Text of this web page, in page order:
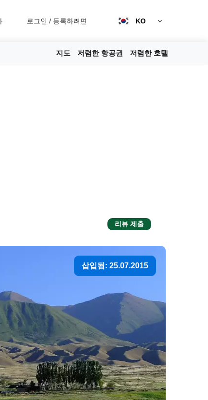
로그인 / 등록하려면 KO
지도 저렴한 항공권 저렴한 호텔
리뷰 제출
삽입됨: 25.07.2015